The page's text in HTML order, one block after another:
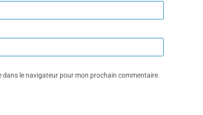
dans le navigateur pour mon prochain commentaire.